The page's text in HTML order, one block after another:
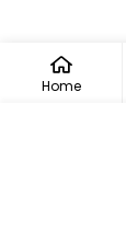
Home